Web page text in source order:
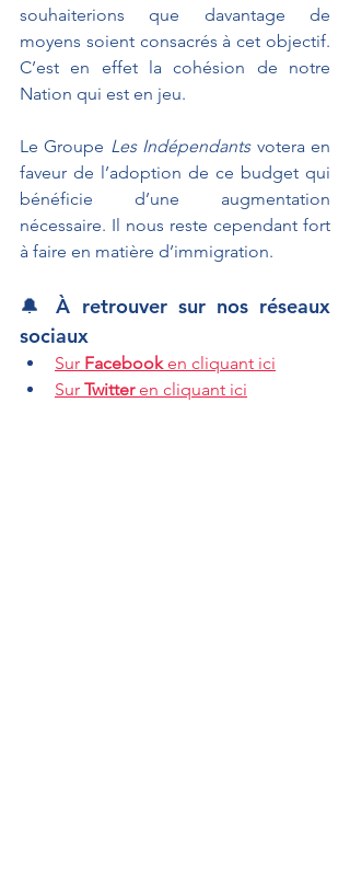
souhaiterions que davantage de
moyens soient consacrés à cet objectif.
C’est en effet la cohésion de notre
Nation qui est en jeu.
Le Groupe Les Indépendants votera en
faveur de l’adoption de ce budget qui
bénéficie d’une augmentation
nécessaire. Il nous reste cependant fort
à faire en matière d’immigration.
🔔 À retrouver sur nos réseaux
sociaux
Sur Facebook en cliquant ici
Sur Twitter en cliquant ici